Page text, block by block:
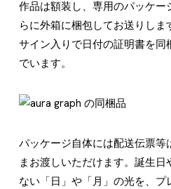
作品は額装し、専用のパッケー
らに外箱に梱包してお送りし
サイン入りで日付の証明書を同
でいます。
パッケージ自体には配送伝票等
まお渡しいただけます。誕生
ない「日」や「月」の光を、プ